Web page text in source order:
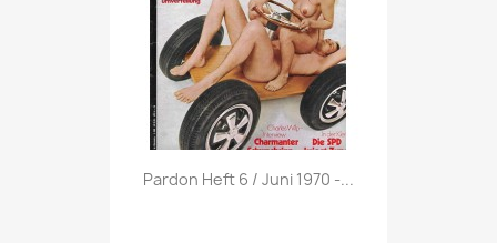
Vorschau
Pardon Heft 6 / Juni 1970 -...